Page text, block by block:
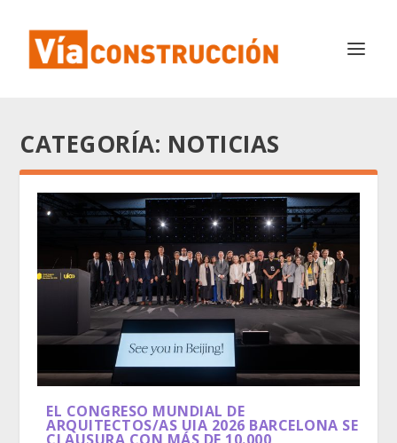
CATEGORÍA: NOTICIAS
EL CONGRESO MUNDIAL DE
ARQUITECTOS/AS UIA 2026 BARCELONA SE